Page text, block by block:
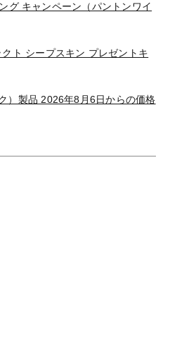
グ キャンペーン（パントンワイ
クト シープスキン プレゼントキ
）製品 2026年8月6日からの価格